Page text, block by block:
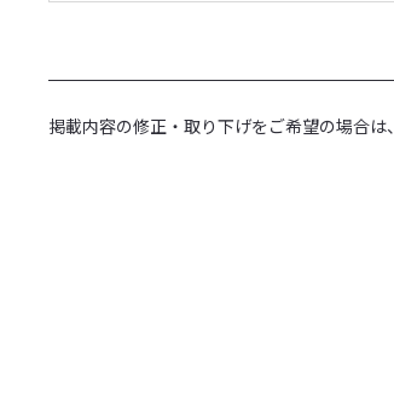
掲載内容の修正・取り下げをご希望の場合は、